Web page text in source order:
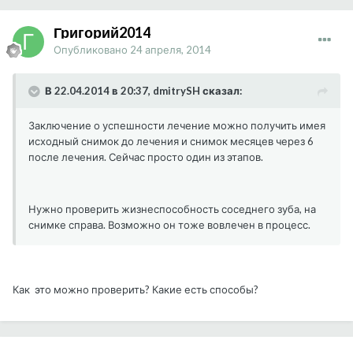
Григорий2014
Опубликовано 24 апреля, 2014
В 22.04.2014 в 20:37, dmitrySH сказал:
Заключение о успешности лечение можно получить имея
исходный снимок до лечения и снимок месяцев через 6
после лечения. Сейчас просто один из этапов.
Нужно проверить жизнеспособность соседнего зуба, на
снимке справа. Возможно он тоже вовлечен в процесс.
Как это можно проверить? Какие есть способы?